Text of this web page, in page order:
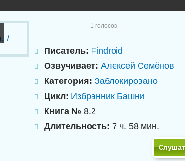
1 голосов
Писатель: Findroid
Озвучивает: Алексей Семёнов
Категория: Заблокировано
Цикл: Избранник Башни
Книга № 8.2
Длительность: 7 ч. 58 мин.